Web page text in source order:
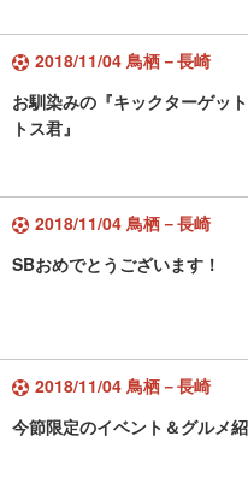
2018/11/04 鳥栖－長崎
お馴染みの『キックターゲッ
トス君』
2018/11/04 鳥栖－長崎
SBおめでとうございます！
2018/11/04 鳥栖－長崎
今節限定のイベント＆グルメ